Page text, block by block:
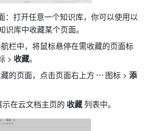
：打开任意一个知识库，你可以使用以
识库中收藏某个页面。
栏中，将鼠标悬停在需收藏的页面标
> 收藏。
的页面，点击页面右上方
图标 > 添
在云文档主页的 收藏 列表中。